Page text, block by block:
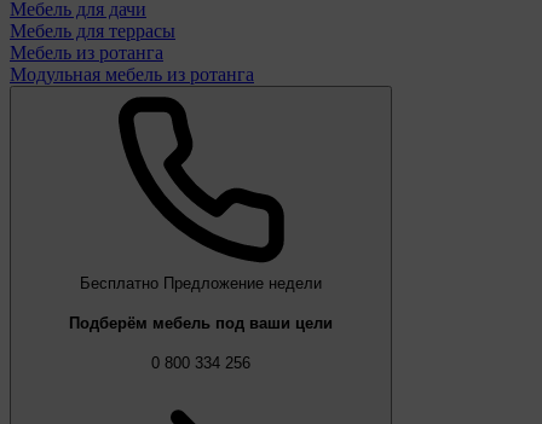
Мебель для дачи
Мебель для террасы
Мебель из ротанга
Модульная мебель из ротанга
Бесплатно Предложение недели
Подберём мебель под ваши цели
0 800 334 256